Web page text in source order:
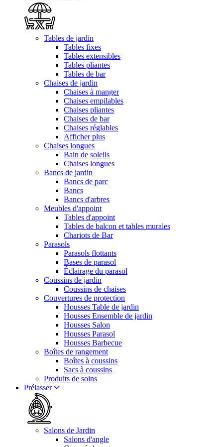
Tables de jardin
Tables fixes
Tables extensibles
Tables pliantes
Tables de bar
Chaises de jardin
Chaises à manger
Chaises empilables
Chaises pliantes
Chaises de bar
Chaises réglables
Afficher plus
Chaises longues
Bain de soleils
Chaises longues
Bancs de jardin
Bancs de parc
Bancs
Bancs d'arbres
Meubles d'appoint
Tables d'appoint
Tables de balcon et tables murales
Chariots de Bar
Parasols
Parasols flottants
Bases de parasol
Éclairage du parasol
Coussins de jardin
Coussins de chaises
Couvertures de protection
Housses Table de jardin
Housses Ensemble de jardin
Housses Salon
Housses Parasol
Housses Barbecue
Boîtes de rangement
Boîtes à coussins
Sacs à coussins
Produits de soins
Prélasser
Salons de Jardin
Salons d'angle